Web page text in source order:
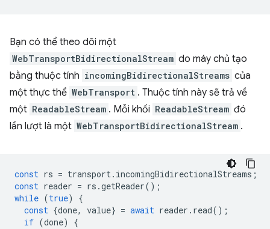
Bạn có thể theo dõi một
WebTransportBidirectionalStream do máy chủ tạo
bằng thuộc tính incomingBidirectionalStreams của
một thực thể WebTransport . Thuộc tính này sẽ trả về
một ReadableStream . Mỗi khối ReadableStream đó
lần lượt là một WebTransportBidirectionalStream .
const rs = transport. incomingBidirectionalStreams ;
const reader = rs .getReader();
while (true)
{
const {done, value} = await reader . read();
if (done)
{